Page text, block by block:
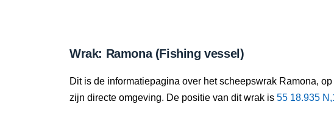
Wrak: Ramona (Fishing vessel)
Dit is de informatiepagina over het scheepswrak Ramona,
zijn directe omgeving. De positie van dit wrak is 55 18.935